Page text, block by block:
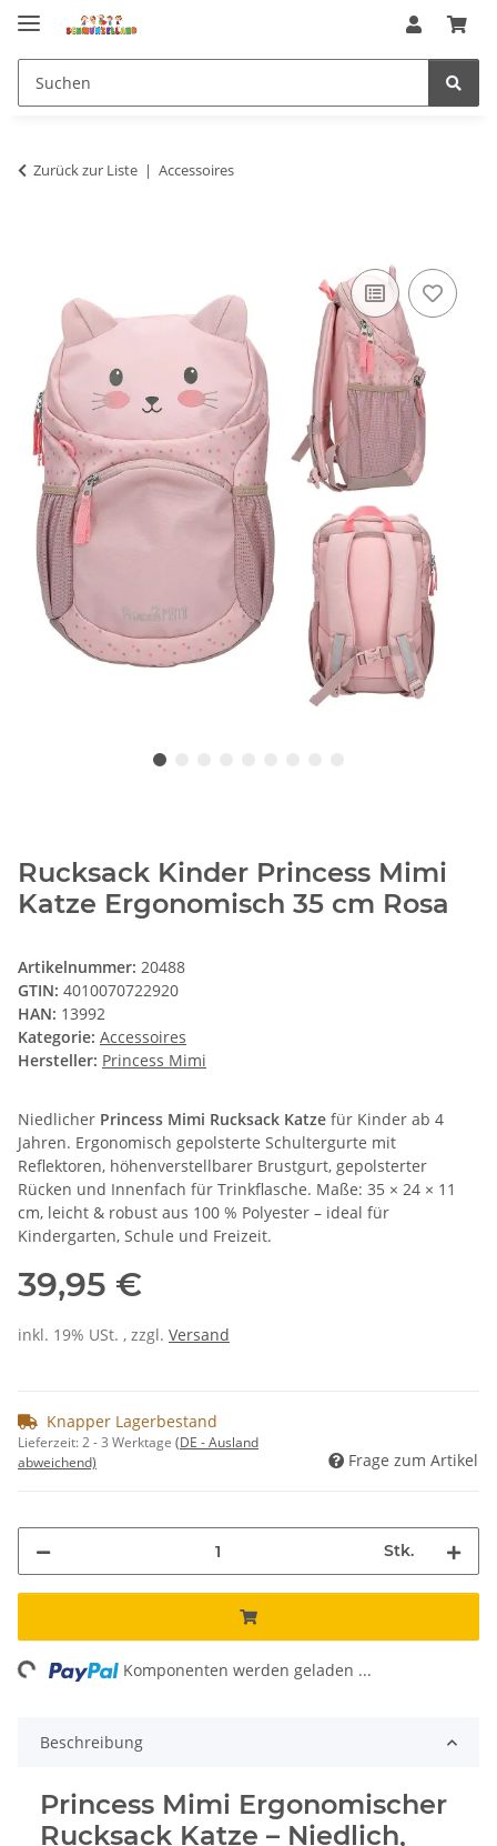
Zurück zur Liste Accessoires
Rucksack Kinder Princess Mimi
Katze Ergonomisch 35 cm Rosa
Artikelnummer: 20488
GTIN: 4010070722920
HAN: 13992
Kategorie: Accessoires
Hersteller: Princess Mimi
Niedlicher Princess Mimi Rucksack Katze für Kinder ab 4
Jahren. Ergonomisch gepolsterte Schultergurte mit
Reflektoren, höhenverstellbarer Brustgurt, gepolsterter
Rücken und Innenfach für Trinkflasche. Maße: 35 × 24 × 11
cm, leicht & robust aus 100 % Polyester – ideal für
Kindergarten, Schule und Freizeit.
39,95 €
inkl. 19% USt. , zzgl. Versand
Knapper Lagerbestand
Lieferzeit:2 - 3 Werktage (DE - Ausland
abweichend)
Frage zum Artikel
Stk.
Komponenten werden geladen ...
Beschreibung
Princess Mimi Ergonomischer
Rucksack Katze – Niedlich,